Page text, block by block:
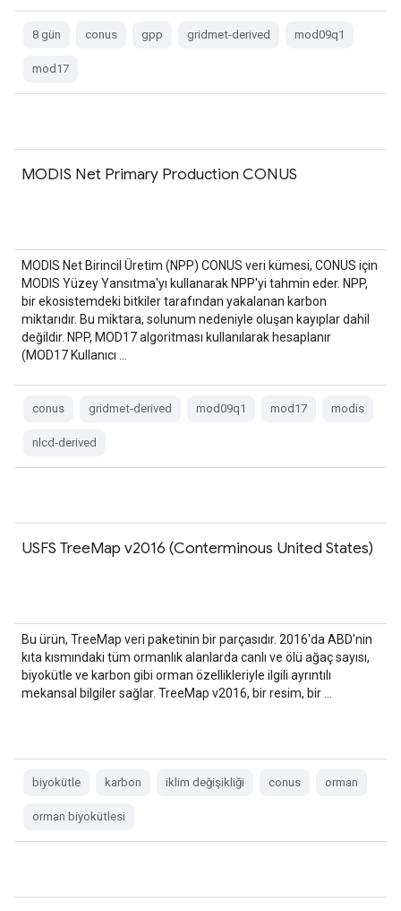
8 gün conus gpp gridmet-derived mod09q1
mod17
MODIS Net Primary Production CONUS
MODIS Net Birincil Üretim (NPP) CONUS veri kümesi, CONUS için
MODIS Yüzey Yansıtma'yı kullanarak NPP'yi tahmin eder. NPP,
bir ekosistemdeki bitkiler tarafından yakalanan karbon
miktarıdır. Bu miktara, solunum nedeniyle oluşan kayıplar dahil
değildir. NPP, MOD17 algoritması kullanılarak hesaplanır
(MOD17 Kullanıcı …
conus gridmet-derived mod09q1 mod17 modis
nlcd-derived
USFS TreeMap v2016 (Conterminous United States)
Bu ürün, TreeMap veri paketinin bir parçasıdır. 2016'da ABD'nin
kıta kısmındaki tüm ormanlık alanlarda canlı ve ölü ağaç sayısı,
biyokütle ve karbon gibi orman özellikleriyle ilgili ayrıntılı
mekansal bilgiler sağlar. TreeMap v2016, bir resim, bir …
biyokütle karbon iklim değişikliği conus orman
orman biyokütlesi